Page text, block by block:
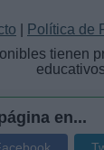
Política de
tienen
en...